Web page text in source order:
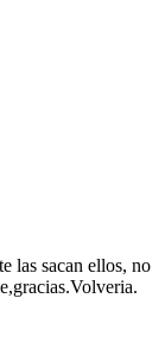
las sacan ellos, no